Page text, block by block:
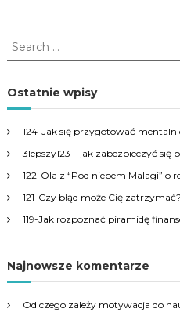
S
e
r
c
o
r
Ostatnie wpisy
124-Jak się przygotować
3lepszy123 – jak zabezpieczyć się
122-Ola z “Pod niebem Malagi” o
121-Czy błąd może Cię zatrzymać?
119-Jak rozpoznać piramidę
Najnowsze komentarze
Od czego zależy motywacja do